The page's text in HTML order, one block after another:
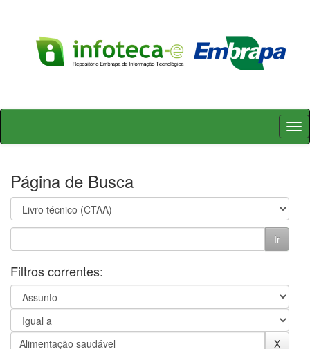
Skip
Página de Busca
Filtros correntes: